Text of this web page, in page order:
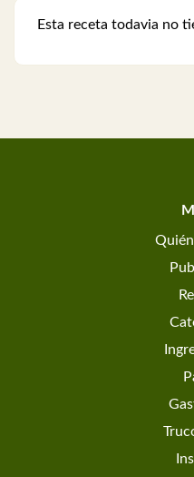
Esta receta todavia no